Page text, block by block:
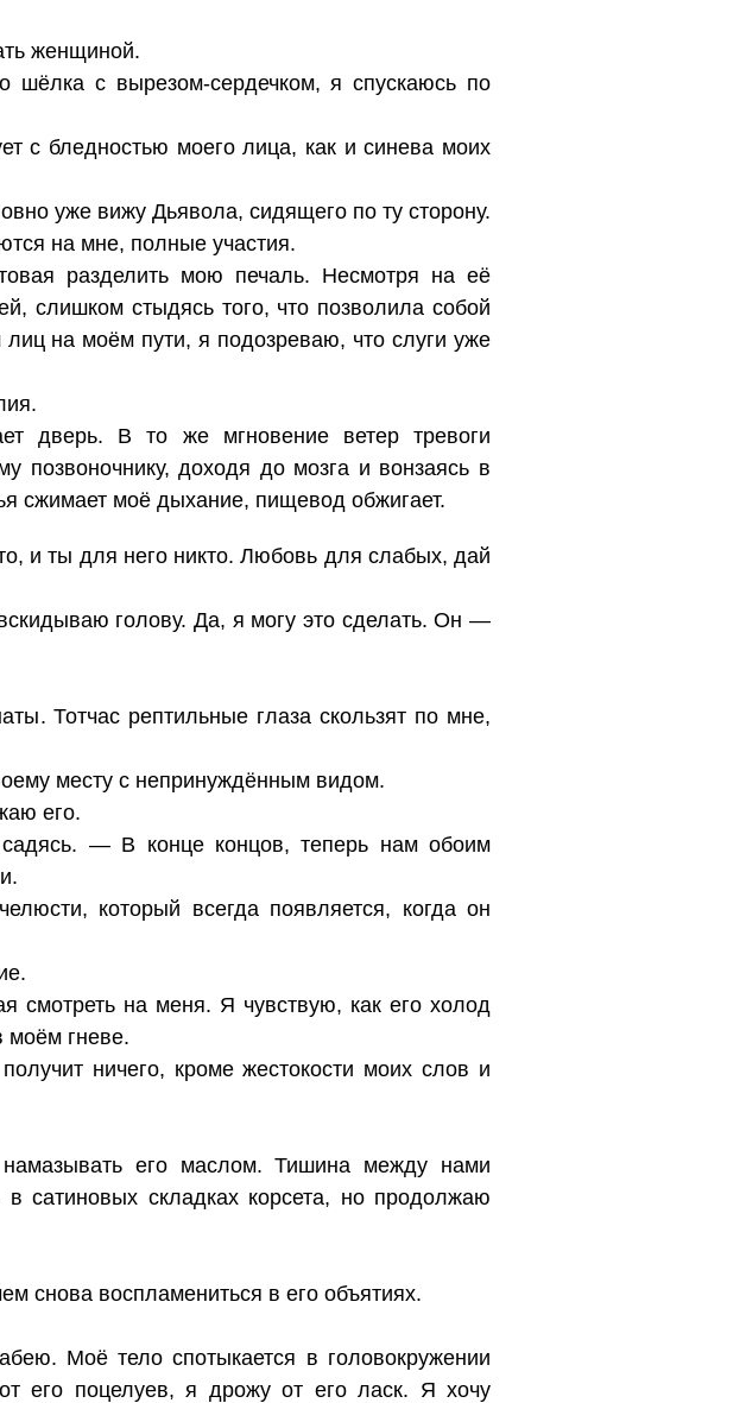
женщиной.
шёлка с вырезом-сердечком, я спускаюсь по
с бледностью моего лица, как и синева моих
уже вижу Дьявола, сидящего по ту сторону.
на мне, полные участия.
разделить мою печаль. Несмотря на её
слишком стыдясь того, что позволила собой
на моём пути, я подозреваю, что слуги уже
дверь. В то же мгновение ветер тревоги
позвоночнику, доходя до мозга и вонзаясь в
сжимает моё дыхание, пищевод обжигает.
и ты для него никто. Любовь для слабых, дай
голову. Да, я могу это сделать. Он —
Тотчас рептильные глаза скользят по мне,
месту с непринуждённым видом.
его.
— В конце концов, теперь нам обоим
который всегда появляется, когда он
смотреть на меня. Я чувствую, как его холод
моём гневе.
ничего, кроме жестокости моих слов и
его маслом. Тишина между нами
сатиновых складках корсета, но продолжаю
снова воспламениться в его объятиях.
Моё тело спотыкается в головокружении
его поцелуев, я дрожу от его ласк. Я хочу